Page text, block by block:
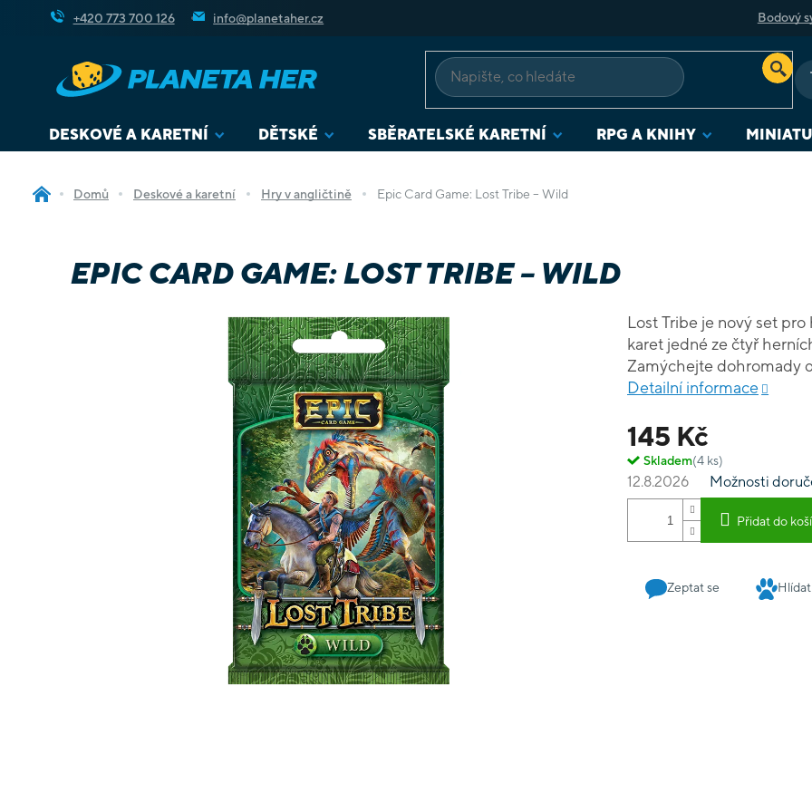
+420 773 700 126 info@planetaher.cz Bodový
DESKOVÉ A KARETNÍ DĚTSKÉ SBĚRATELSKÉ KARETNÍ RPG A KNIHY
Domů Deskové a karetní Hry v angličtině Epic Card Game: Lost Tribe – Wild
EPIC CARD GAME: LOST TRIBE – WILD
145 Kč
Skladem(4 ks)
12.8.2026 Možnosti
Přidat do
Lost Tribe je nový set
karet jedné ze čtyř
Zamýchejte dohromady
balíček 30 karet a jste
Detailní informace
Zeptat se Hlídat